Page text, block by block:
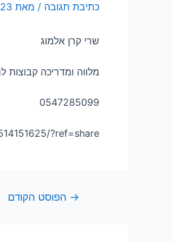
כתיבת תגובה / מאת
שרי קרן אלמוג
מלווה ומדריכה קבוצות
0547285099
?ref=share
→ הפוסט הקודם